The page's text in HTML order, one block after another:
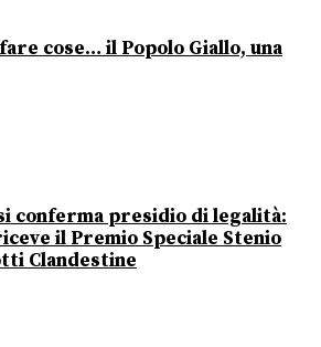
cose… il Popolo Giallo, una
conferma presidio di legalità:
il Premio Speciale Stenio
Clandestine